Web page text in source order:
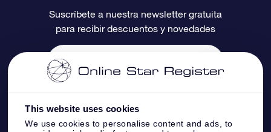
This website uses cookies
We use cookies to personalise content and ads, to
Reseñas
Tarjeta de Regalo OSR
Regalos empresariales
Página de Estrella Personalizada
Un Millón de Estrellas
Información de Pago
Información de Envío
Suscríbete a nuestra newsletter gratuita
para recibir descuentos y novedades